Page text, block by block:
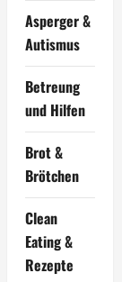
Asperger &
Autismus
Betreung
und Hilfen
Brot &
Brötchen
Clean
Eating &
Rezepte